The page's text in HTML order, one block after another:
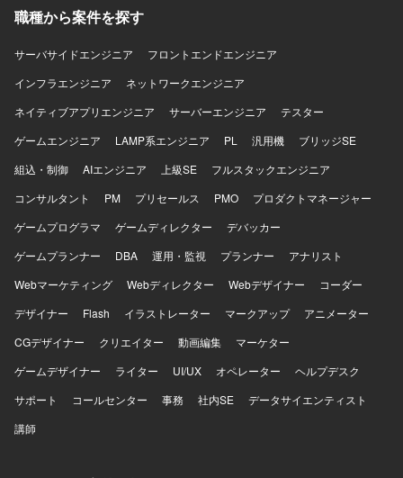
職種から案件を探す
サーバサイドエンジニア
フロントエンドエンジニア
インフラエンジニア
ネットワークエンジニア
ネイティブアプリエンジニア
サーバーエンジニア
テスター
ゲームエンジニア
LAMP系エンジニア PL 汎用機
ブリッジSE
組込・制御
AIエンジニア 上級SE
フルスタックエンジニア
コンサルタント
PM プリセールス PMO
プロダクトマネージャー
ゲームプログラマ
ゲームディレクター
デバッカー
ゲームプランナー
DBA 運用・監視 プランナー
アナリスト
Webマーケティング
Webディレクター Webデザイナー
コーダー
デザイナー
Flash イラストレーター マークアップ
アニメーター
CGデザイナー
クリエイター 動画編集
マーケター
ゲームデザイナー
ライター UI/UX オペレーター
ヘルプデスク
サポート
コールセンター 事務 社内SE
データサイエンティスト
講師